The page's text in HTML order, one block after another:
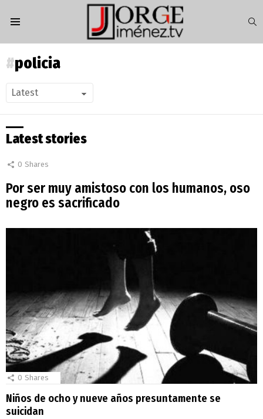
policia
Latest stories
0 Shares
Por ser muy amistoso con los humanos, oso
negro es sacrificado
0 Shares
Niños de ocho y nueve años presuntamente se
suicidan